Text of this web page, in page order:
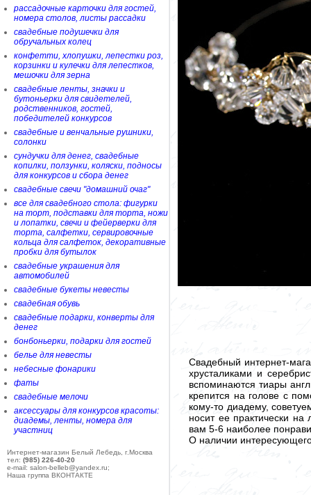
рассадочные карточки для гостей,
номера столов, листы рассадки
свадебные подушечки для
обручальных колец
конфетти, хлопушки, лепестки роз,
корзинки и кулечки для лепестков,
мешочки для зерна
свадебные ленты, значки и
бутоньерки для свидетелей,
родственников, гостей,
победителей конкурсов
свадебные и венчальные рушники,
солонки
сундучки для денег, свадебные
копилки, ползунки, коляски, подносы
для конкурсов и сбора денег
свадебные свечи "домашний очаг"
все для свадебного стола: фигурки
на торт, подставки для торта, ножи
и лопатки, свечи и фейерверки для
торта, салфетки, сервировочные
кольца для салфеток, декоративные
пробки для бутылок
свадебные украшения для
автомобилей
свадебные букеты невесты
свадебная обувь
свадебные подарки, конверты для
денег
бонбоньерки, подарки для гостей
белье для невесты
небесные фонарики
фаты
свадебные мелочи
аксессуары для конкурсов красоты:
диадемы, ленты, номера для
участниц
Интернет-магазин Белый Лебедь, г.Москва
тел: (985) 226-40-20
e-mail: salon-belleb@yandex.ru;
Наша группа ВКОНТАКТЕ
Свадебный интернет-
хрусталиками и
вспоминаются тиары
крепится на голове с
кому-то диадему,
носит ее практически
вам 5-6 наиболее
О наличии